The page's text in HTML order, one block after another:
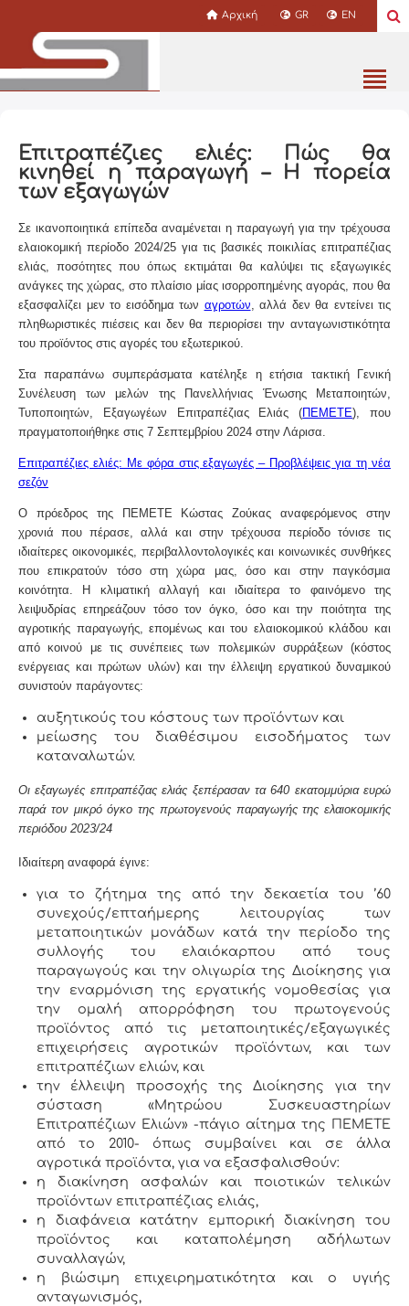
Αρχική GR EN
Επιτραπέζιες ελιές: Πώς θα
κινηθεί η παραγωγή – Η πορεία
των εξαγωγών
Σε ικανοποιητικά επίπεδα αναμένεται η παραγωγή για την τρέχουσα
ελαιοκομική περίοδο 2024/25 για τις βασικές ποικιλίας επιτραπέζιας
ελιάς, ποσότητες που όπως εκτιμάται θα καλύψει τις εξαγωγικές
ανάγκες της χώρας, στο πλαίσιο μίας ισορροπημένης αγοράς, που θα
εξασφαλίζει μεν το εισόδημα των αγροτών , αλλά δεν θα εντείνει τις
πληθωριστικές πιέσεις και δεν θα περιορίσει την ανταγωνιστικότητα
του προϊόντος στις αγορές του εξωτερικού.
Στα παραπάνω συμπεράσματα κατέληξε η ετήσια τακτική Γενική
Συνέλευση των μελών της Πανελλήνιας Ένωσης Μεταποιητών,
Τυποποιητών, Εξαγωγέων Επιτραπέζιας Ελιάς (ΠΕΜΕΤΕ), που
πραγματοποιήθηκε στις 7 Σεπτεμβρίου 2024 στην Λάρισα.
Επιτραπέζιες ελιές: Με φόρα στις εξαγωγές – Προβλέψεις για τη νέα
σεζόν
Ο πρόεδρος της ΠΕΜΕΤΕ Κώστας Ζούκας αναφερόμενος στην
χρονιά που πέρασε, αλλά και στην τρέχουσα περίοδο τόνισε τις
ιδιαίτερες οικονομικές, περιβαλλοντολογικές και κοινωνικές συνθήκες
που επικρατούν τόσο στη χώρα μας, όσο και στην παγκόσμια
κοινότητα. Η κλιματική αλλαγή και ιδιαίτερα το φαινόμενο της
λειψυδρίας επηρεάζουν τόσο τον όγκο, όσο και την ποιότητα της
αγροτικής παραγωγής, επομένως και του ελαιοκομικού κλάδου και
από κοινού με τις συνέπειες των πολεμικών συρράξεων (κόστος
ενέργειας και πρώτων υλών) και την έλλειψη εργατικού δυναμικού
συνιστούν παράγοντες:
αυξητικούς του κόστους των προϊόντων και
μείωσης του διαθέσιμου εισοδήματος των
καταναλωτών.
Οι εξαγωγές επιτραπέζιας ελιάς ξεπέρασαν τα 640 εκατομμύρια ευρώ
παρά τον μικρό όγκο της πρωτογενούς παραγωγής της ελαιοκομικής
περιόδου 2023/24
Ιδιαίτερη αναφορά έγινε:
για το ζήτημα της από την δεκαετία του ’60
συνεχούς/επταήμερης λειτουργίας των
μεταποιητικών μονάδων κατά την περίοδο της
συλλογής του ελαιόκαρπου από τους
παραγωγούς και την ολιγωρία της Διοίκησης για
την εναρμόνιση της εργατικής νομοθεσίας για
την ομαλή απορρόφηση του πρωτογενούς
προϊόντος από τις μεταποιητικές/εξαγωγικές
επιχειρήσεις αγροτικών προϊόντων, και των
επιτραπέζιων ελιών, και
την έλλειψη προσοχής της Διοίκησης για την
σύσταση «Μητρώου Συσκευαστηρίων
Επιτραπέζιων Ελιών» -πάγιο αίτημα της ΠΕΜΕΤΕ
από το 2010- όπως συμβαίνει και σε άλλα
αγροτικά προϊόντα, για να εξασφαλισθούν:
η διακίνηση ασφαλών και ποιοτικών τελικών
προϊόντων επιτραπέζιας ελιάς,
η διαφάνεια κατά́την εμπορική διακίνηση του
προϊόντος και καταπολέμηση αδήλωτων
συναλλαγών,
η βιώσιμη επιχειρηματικότητα και ο υγιής
ανταγωνισμός,